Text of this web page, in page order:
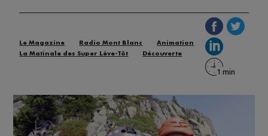
Le Magazine Radio Mont Blanc
Animation
La Matinale des Super Lève-Tôt
Découverte